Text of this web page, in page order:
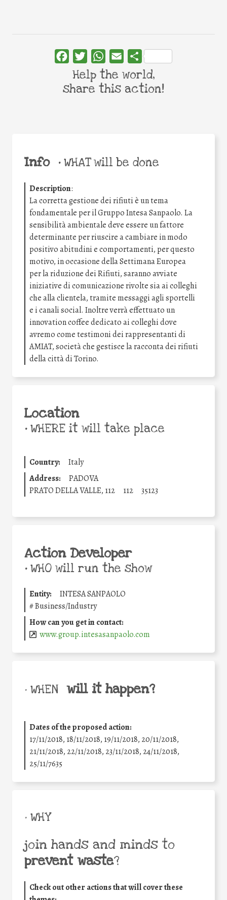
Info •WHAT will be done
Description:
La corretta gestione dei rifiuti è un tema
fondamentale per il Gruppo Intesa Sanpaolo. La
sensibilità ambientale deve essere un fattore
determinante per riuscire a cambiare in modo
positivo abitudini e comportamenti, per questo
motivo, in occasione della Settimana Europea
per la riduzione dei Rifiuti, saranno avviate
iniziative di comunicazione rivolte sia ai colleghi
che alla clientela, tramite messaggi agli sportelli
e i canali social. Inoltre verrà effettuato un
innovation coffee dedicato ai colleghi dove
avremo come testimoni dei rappresentanti di
AMIAT, società che gestisce la racconta dei rifiuti
della città di Torino.
Location
•WHERE it will take place
Country:
Italy
Address:
PADOVA
PRATO DELLA VALLE, 112
112 35123
Action Developer
•WHO will run the show
Entity:
INTESA SANPAOLO
#Business/Industry
How can you get in contact:
www.group.intesasanpaolo.com
• WHEN will it happen?
Dates of the proposed action:
17/11/2018, 18/11/2018, 19/11/2018, 20/11/2018,
21/11/2018, 22/11/2018, 23/11/2018, 24/11/2018,
25/11/7635
• WHY
join hands and minds to
prevent waste?
Check out other actions that will cover these
FacebookTwitterWhatsApp
Email Share
Help the world,
share this action!